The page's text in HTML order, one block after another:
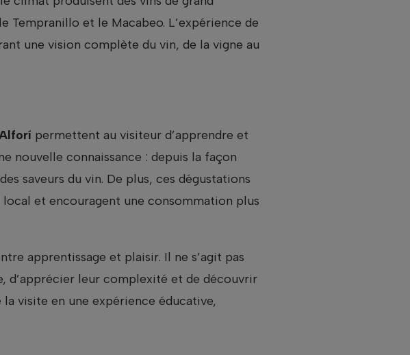
et le Macabeo. L’expérience de
une vision complète du vin, de la vigne au
permettent au visiteur d’apprendre et
nouvelle connaissance : depuis la façon
saveurs du vin. De plus, ces dégustations
et encouragent une consommation plus
apprentissage et plaisir. Il ne s’agit pas
d’apprécier leur complexité et de découvrir
visite en une expérience éducative,